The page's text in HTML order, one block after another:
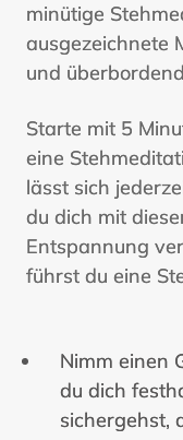
minütige
ausgezeichnete
und
Starte mit 5
eine
lässt sich
du dich mit
Entspannung
führst du eine
Nimm einen
du dich
sichergehst,